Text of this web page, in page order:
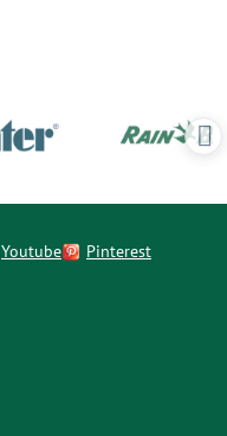
Youtube Pinterest